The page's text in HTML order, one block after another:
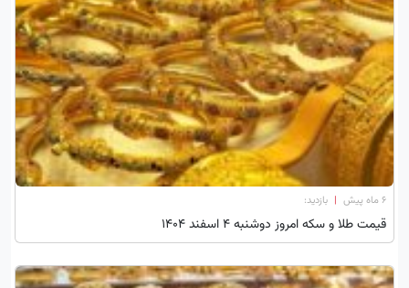
۶ ماه پیش | بازدید:
قیمت طلا و سکه امروز دوشنبه 4 اسفند 1404